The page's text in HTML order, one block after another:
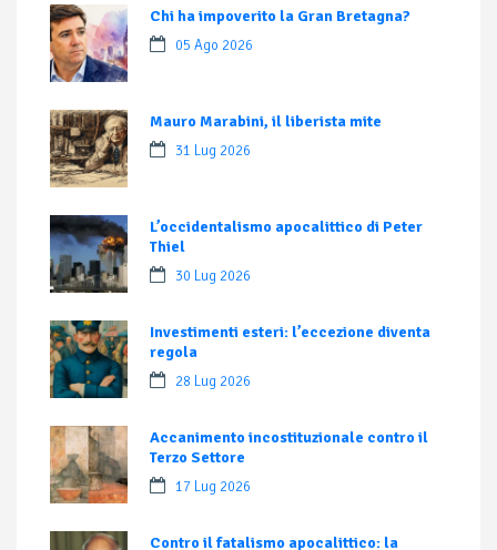
Chi ha impoverito la Gran Bretagna?
05 Ago 2026
Mauro Marabini, il liberista mite
31 Lug 2026
L’occidentalismo apocalittico di Peter
Thiel
30 Lug 2026
Investimenti esteri: l’eccezione diventa
regola
28 Lug 2026
Accanimento incostituzionale contro il
Terzo Settore
17 Lug 2026
Contro il fatalismo apocalittico: la